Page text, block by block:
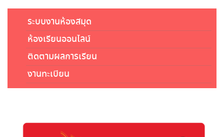
ระบบงานห้องสมุด
ห้องเรียนออนไลน์
ติดตามผลการเรียน
งานทะเบียน